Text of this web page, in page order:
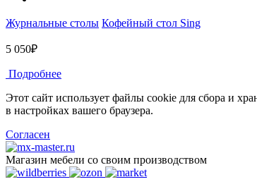
Журнальные столы Кофейный стол Sing
5 050₽
Подробнее
Этот сайт использует файлы cookie для сбора и
в настройках вашего браузера.
Согласен
Магазин мебели со своим производством